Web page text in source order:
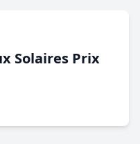
Solaires Prix